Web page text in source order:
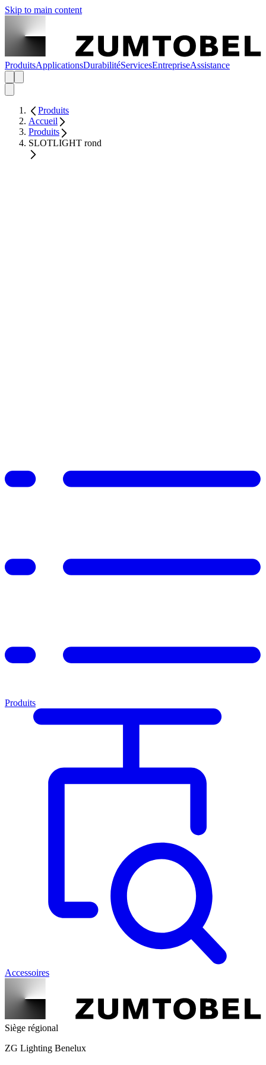
Skip to main content
ProduitsApplicationsDurabilitéServicesEntrepriseAssistance
Produits
Accueil
Produits
SLOTLIGHT rond
Produits
Accessoires
Siège régional
ZG Lighting Benelux